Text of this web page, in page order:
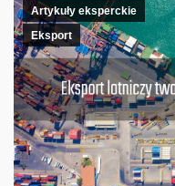
Artykuły eksperckie
Eksport